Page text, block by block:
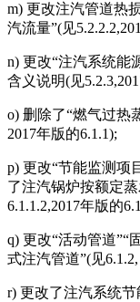
m) 更改注汽管道热
汽流量”(见
n) 更改“注汽系统能
含义说明(见
o) 删除了“燃气过热
2017年版的6.1.1);
p) 更改“节能监测项
了注汽锅炉按额定
6.1.1.2,2017年版的
q) 更改“活动管道”“
式注汽管道”(见
r) 更改了注汽系统节